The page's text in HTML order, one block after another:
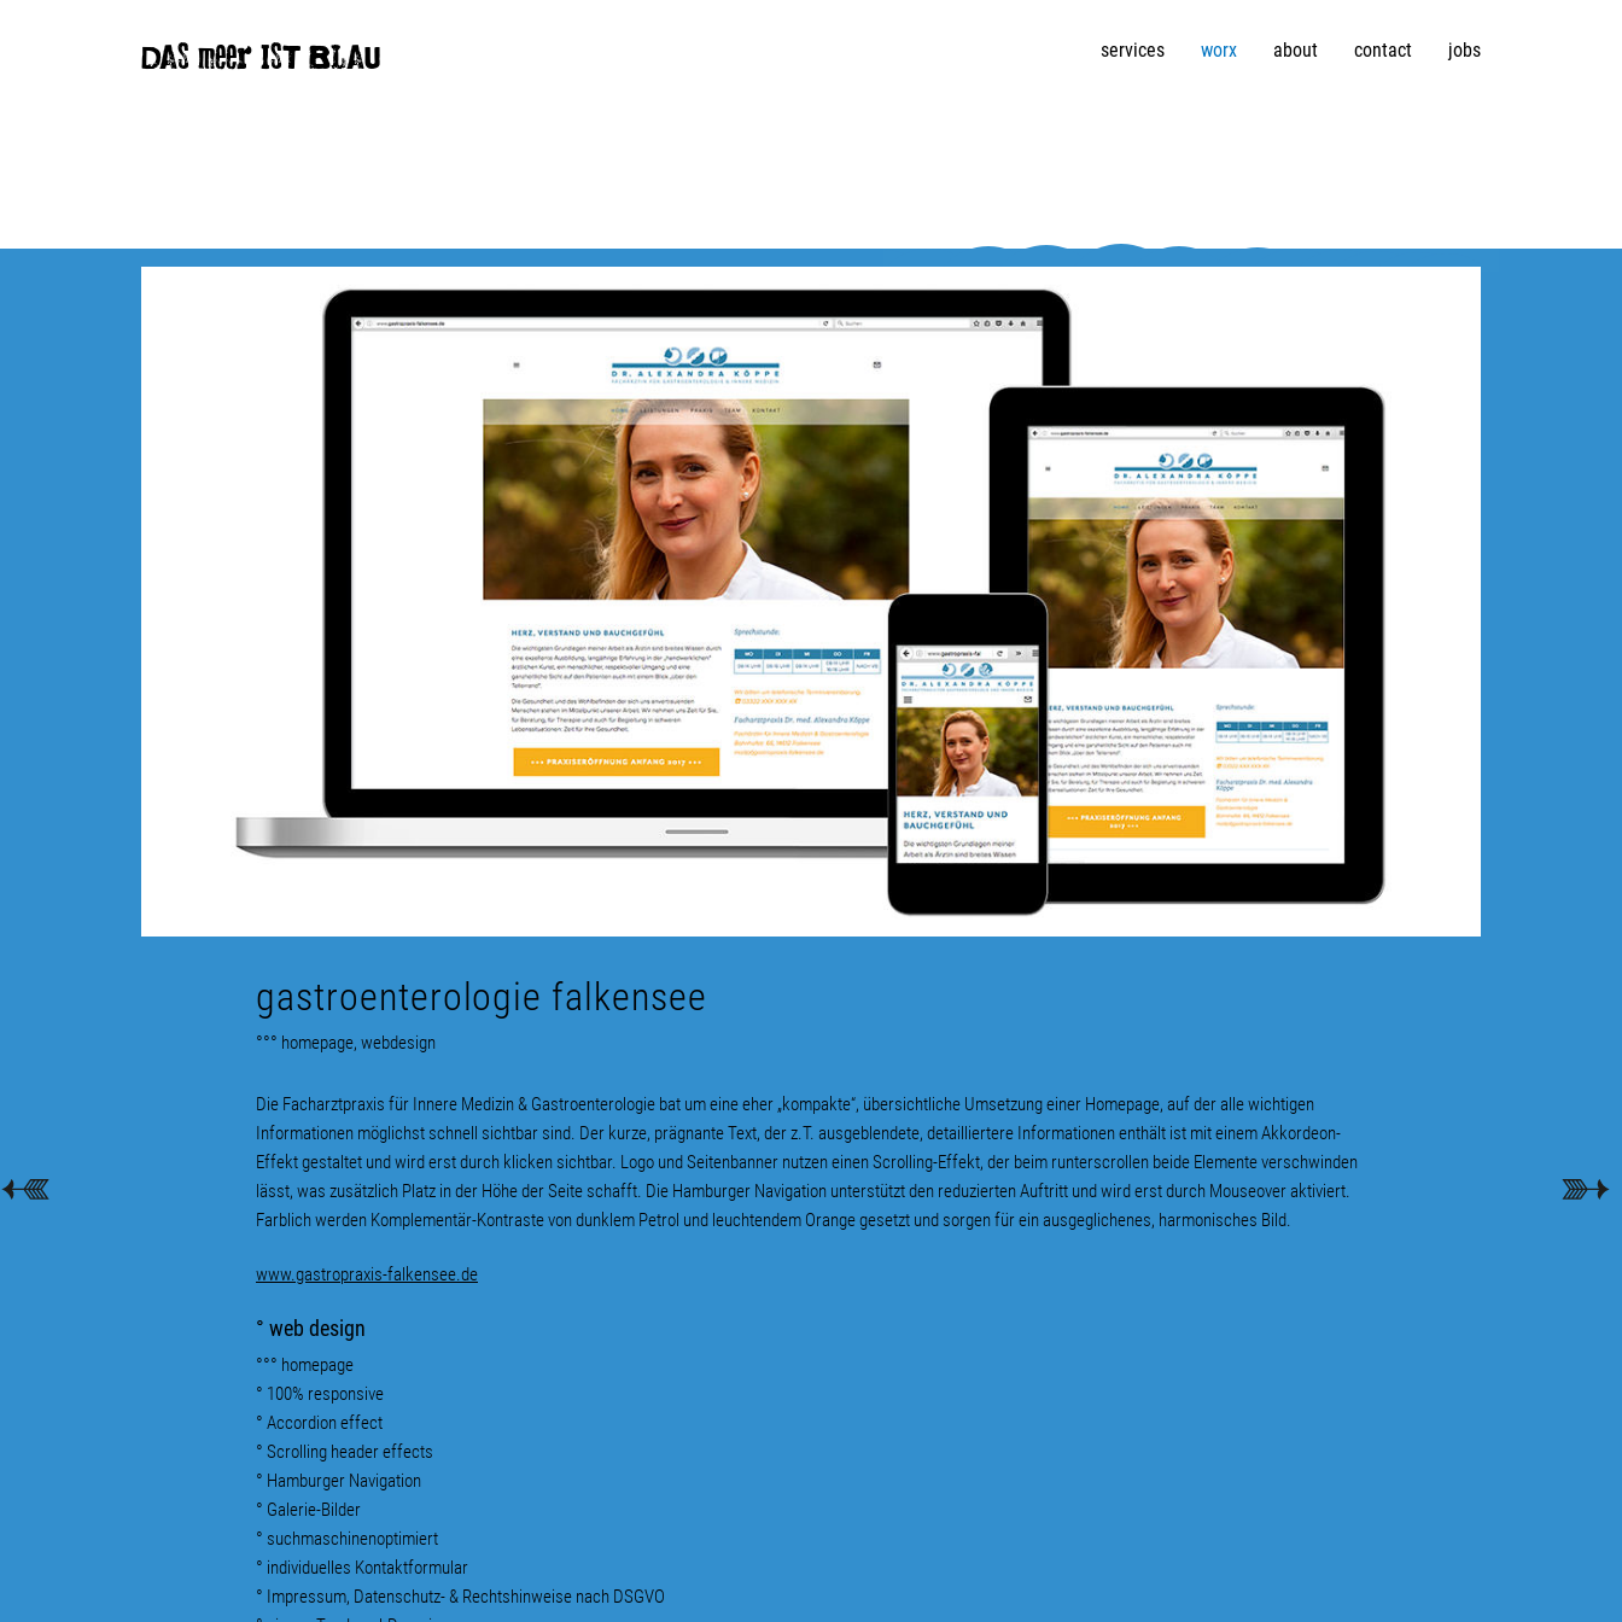
DAS meer IST BLAU services worx about contact jobs
gastroenterologie falkensee
°°° homepage, webdesign
Die Facharztpraxis für Innere Medizin & Gastroenterologie bat um eine eher „kompakte“, übersichtliche Umsetzung einer Homepage, auf der alle wichtigen
Informationen möglichst schnell sichtbar sind. Der kurze, prägnante Text, der z.T. ausgeblendete, detailliertere Informationen enthält ist mit einem Akkordeon-
Effekt gestaltet und wird erst durch klicken sichtbar. Logo und Seitenbanner nutzen einen Scrolling-Effekt, der beim runterscrollen beide Elemente verschwinden
lässt, was zusätzlich Platz in der Höhe der Seite schafft. Die Hamburger Navigation unterstützt den reduzierten Auftritt und wird erst durch Mouseover aktiviert.
Farblich werden Komplementär-Kontraste von dunklem Petrol und leuchtendem Orange gesetzt und sorgen für ein ausgeglichenes, harmonisches Bild.
www.gastropraxis-falkensee.de
° web design
°°° homepage
° 100% responsive
° Accordion effect
° Scrolling header effects
° Hamburger Navigation
° Galerie-Bilder
° suchmaschinenoptimiert
° individuelles Kontaktformular
° Impressum, Datenschutz- & Rechtshinweise nach DSGVO